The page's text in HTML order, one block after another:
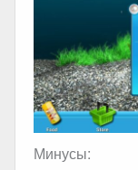
Минусы: